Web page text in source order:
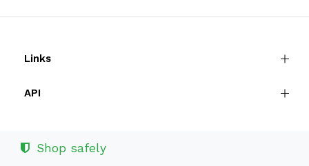
Links
API
Shop safely